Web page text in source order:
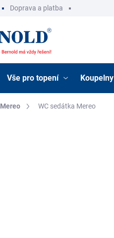
Doprava a platba
Vše pro topení Koupelny
Mereo WC sedátka Mereo